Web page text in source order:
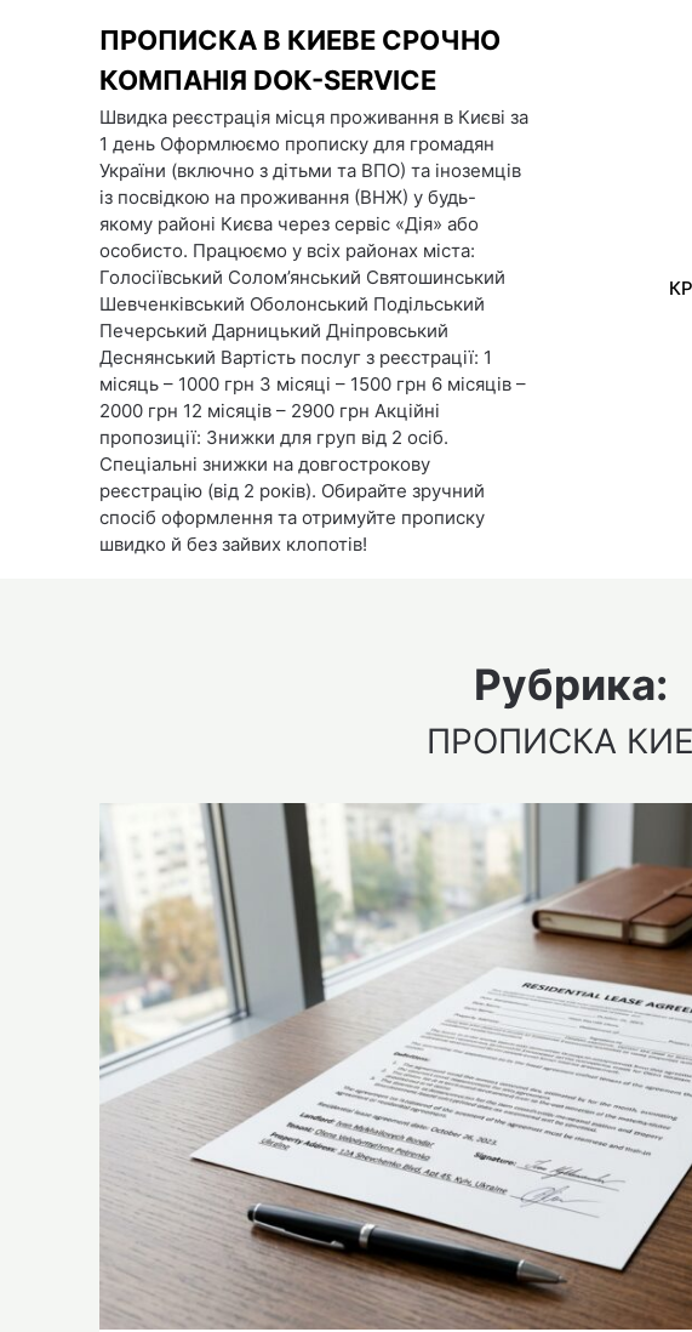
ПРОПИСКА В КИЕВЕ СРОЧНО
КОМПАНІЯ DOК-SERVICE
Швидка реєстрація місця проживання в Києві за
1 день Оформлюємо прописку для громадян
України (включно з дітьми та ВПО) та іноземців
із посвідкою на проживання (ВНЖ) у будь-
якому районі Києва через сервіс «Дія» або
особисто. Працюємо у всіх районах міста:
Голосіївський Солом’янський Святошинський
Шевченківський Оболонський Подільський
Печерський Дарницький Дніпровський
Деснянський Вартість послуг з реєстрації: 1
місяць – 1000 грн 3 місяці – 1500 грн 6 місяців –
2000 грн 12 місяців – 2900 грн Акційні
пропозиції: Знижки для груп від 2 осіб.
Спеціальні знижки на довгострокову
реєстрацію (від 2 років). Обирайте зручний
спосіб оформлення та отримуйте прописку
швидко й без зайвих клопотів!
Рубрика:
ПРОПИСКА